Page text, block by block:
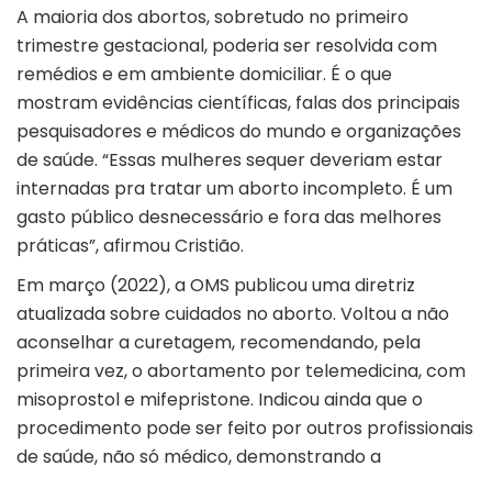
A maioria dos abortos, sobretudo no primeiro
trimestre gestacional, poderia ser resolvida com
remédios e em ambiente domiciliar. É o que
mostram evidências científicas, falas dos principais
pesquisadores e médicos do mundo e organizações
de saúde. “Essas mulheres sequer deveriam estar
internadas pra tratar um aborto incompleto. É um
gasto público desnecessário e fora das melhores
práticas”, afirmou Cristião.
Em março (2022), a OMS publicou uma diretriz
atualizada sobre cuidados no aborto. Voltou a não
aconselhar a curetagem, recomendando, pela
primeira vez, o abortamento por telemedicina, com
misoprostol e mifepristone. Indicou ainda que o
procedimento pode ser feito por outros profissionais
de saúde, não só médico, demonstrando a